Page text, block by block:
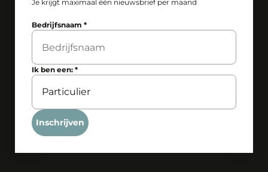
Je krijgt maximaal één nieuwsbrief per maand
Bedrijfsnaam*
Ik ben een:*
Inschrijven